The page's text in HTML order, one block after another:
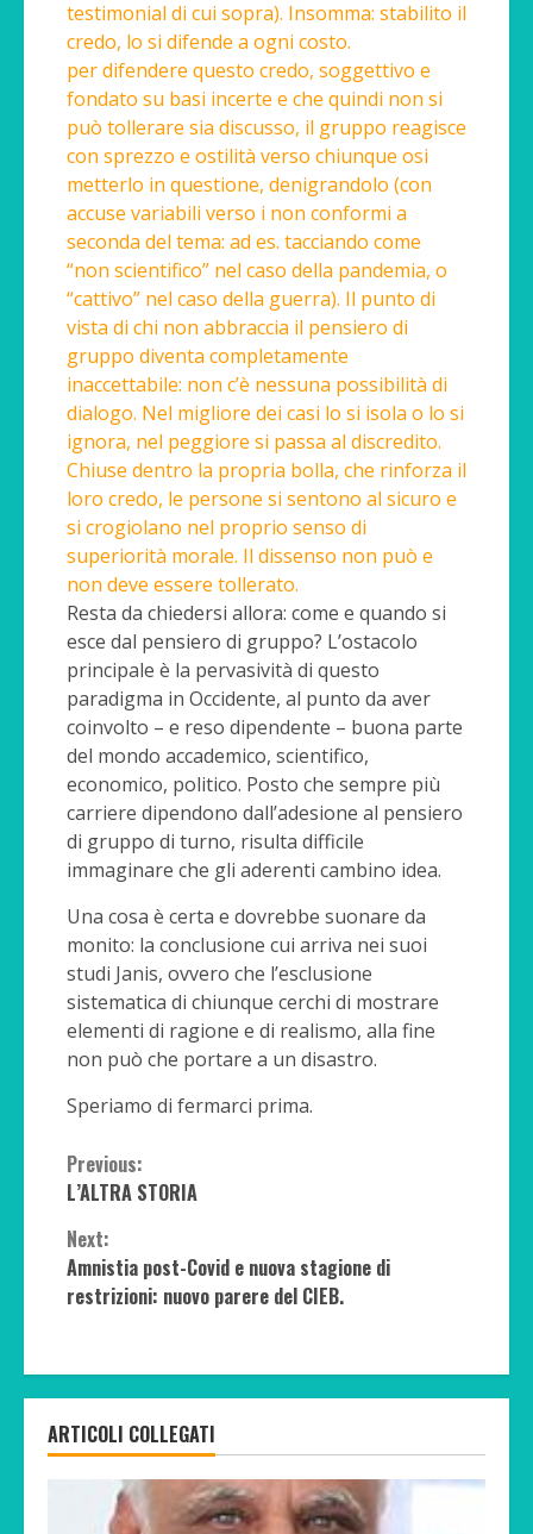
testimonial di cui sopra). Insomma: stabilito il
credo, lo si difende a ogni costo.
per difendere questo credo, soggettivo e
fondato su basi incerte e che quindi non si
può tollerare sia discusso, il gruppo reagisce
con sprezzo e ostilità verso chiunque osi
metterlo in questione, denigrandolo (con
accuse variabili verso i non conformi a
seconda del tema: ad es. tacciando come
“non scientifico” nel caso della pandemia, o
“cattivo” nel caso della guerra). Il punto di
vista di chi non abbraccia il pensiero di
gruppo diventa completamente
inaccettabile: non c’è nessuna possibilità di
dialogo. Nel migliore dei casi lo si isola o lo si
ignora, nel peggiore si passa al discredito.
Chiuse dentro la propria bolla, che rinforza il
loro credo, le persone si sentono al sicuro e
si crogiolano nel proprio senso di
superiorità morale. Il dissenso non può e
non deve essere tollerato.
Resta da chiedersi allora: come e quando si
esce dal pensiero di gruppo? L’ostacolo
principale è la pervasività di questo
paradigma in Occidente, al punto da aver
coinvolto – e reso dipendente – buona parte
del mondo accademico, scientifico,
economico, politico. Posto che sempre più
carriere dipendono dall’adesione al pensiero
di gruppo di turno, risulta difficile
immaginare che gli aderenti cambino idea.
Una cosa è certa e dovrebbe suonare da
monito: la conclusione cui arriva nei suoi
studi Janis, ovvero che l’esclusione
sistematica di chiunque cerchi di mostrare
elementi di ragione e di realismo, alla fine
non può che portare a un disastro.
Speriamo di fermarci prima.
Continue
Reading
Previous:
L’ALTRA STORIA
Next:
Amnistia post-Covid e nuova stagione di
restrizioni: nuovo parere del CIEB.
ARTICOLI COLLEGATI